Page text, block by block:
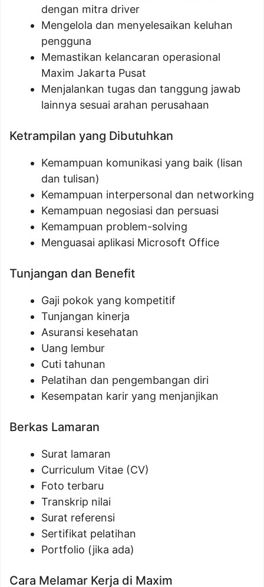
dengan mitra driver
Mengelola dan menyelesaikan keluhan
pengguna
Memastikan kelancaran operasional
Maxim Jakarta Pusat
Menjalankan tugas dan tanggung jawab
lainnya sesuai arahan perusahaan
Ketrampilan yang Dibutuhkan
Kemampuan komunikasi yang baik (lisan
dan tulisan)
Kemampuan interpersonal dan networking
Kemampuan negosiasi dan persuasi
Kemampuan problem-solving
Menguasai aplikasi Microsoft Office
Tunjangan dan Benefit
Gaji pokok yang kompetitif
Tunjangan kinerja
Asuransi kesehatan
Uang lembur
Cuti tahunan
Pelatihan dan pengembangan diri
Kesempatan karir yang menjanjikan
Berkas Lamaran
Surat lamaran
Curriculum Vitae (CV)
Foto terbaru
Transkrip nilai
Surat referensi
Sertifikat pelatihan
Portfolio (jika ada)
Cara Melamar Kerja di Maxim